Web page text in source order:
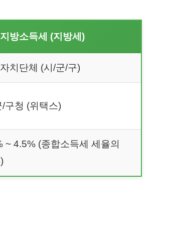
방소득세 (지방세)
치단체 (시/군/구)
/구청 (위택스)
~ 4.5% (종합소득세 세율의